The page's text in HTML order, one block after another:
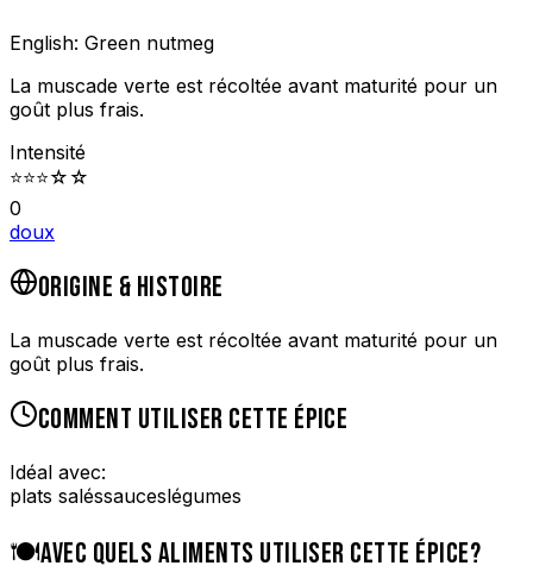
English: Green nutmeg
La muscade verte est récoltée avant maturité pour un
goût plus frais.
Intensité
⭐⭐⭐☆ ☆
0
doux
ORIGINE & HISTOIRE
La muscade verte est récoltée avant maturité pour un
goût plus frais.
COMMENT UTILISER CETTE ÉPICE
Idéal avec:
plats saléssauceslégumes
🍽️AVEC QUELS ALIMENTS UTILISER CETTE ÉPICE?